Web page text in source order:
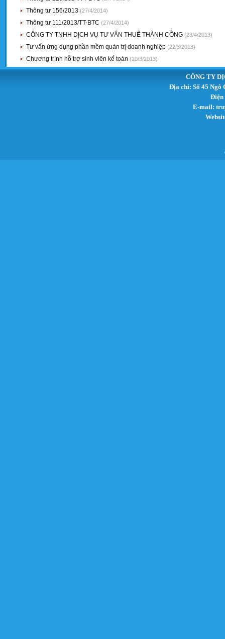
Thông tư 156/2013 (27/4/2014)
Thông tư 111/2013/TT-BTC (27/4/2014)
CÔNG TY TNHH DỊCH VỤ TƯ VẤN THUẾ THÀNH CÔNG (23/4/2013)
Tư vấn ứng dụng phần mềm quản trị doanh nghiệp (22/3/2013)
Chương trình hỗ trợ sinh viên kế toán (20/3/2013)
CÔNG TY
Địa chỉ: Số 45 Ngô
Điện
E-mail: